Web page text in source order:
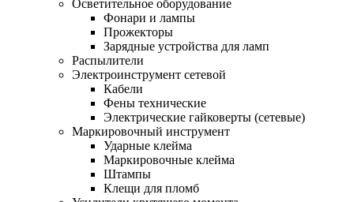
Осветительное оборудование
Фонари и лампы
Прожекторы
Зарядные устройства для ламп
Распылители
Электроинструмент сетевой
Кабели
Фены технические
Электрические гайковерты (сетевые)
Маркировочный инструмент
Ударные клейма
Маркировочные клейма
Штампы
Клещи для пломб